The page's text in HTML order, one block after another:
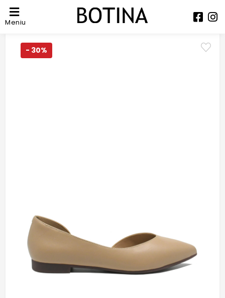
Meniu
- 30%